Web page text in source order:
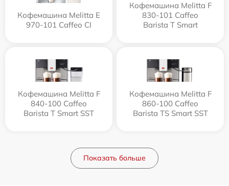
Кофемашина Melitta Е
970-101 Caffeo CI
Кофемашина Melitta F
830-101 Caffeo
Barista T Smart
Кофемашина Melitta F
840-100 Caffeo
Barista T Smart SST
Кофемашина Melitta F
860-100 Caffeo
Barista TS Smart SST
Показать больше